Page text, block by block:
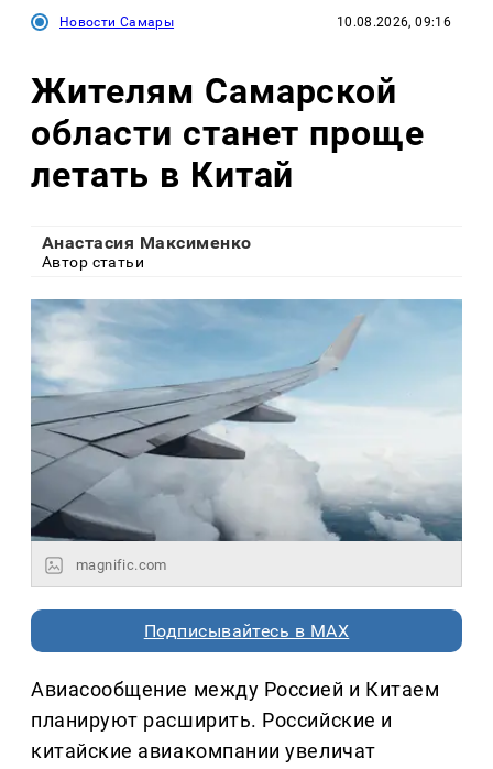
Новости Самары 10.08.2026, 09:16
Жителям Самарской
области станет проще
летать в Китай
Анастасия Максименко
Автор статьи
magnific.com
Подписывайтесь в MAX
Авиасообщение между Россией и Китаем
планируют расширить. Российские и
китайские авиакомпании увеличат